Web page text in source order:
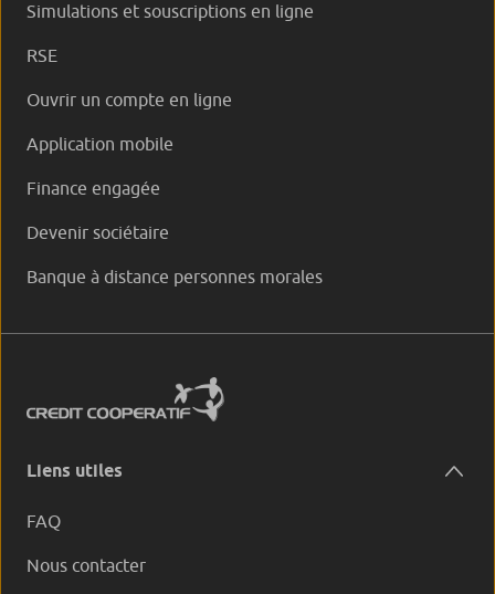
Simulations et souscriptions en ligne
RSE
Ouvrir un compte en ligne
Application mobile
Finance engagée
Devenir sociétaire
Banque à distance personnes morales
Liens utiles
FAQ
Nous contacter